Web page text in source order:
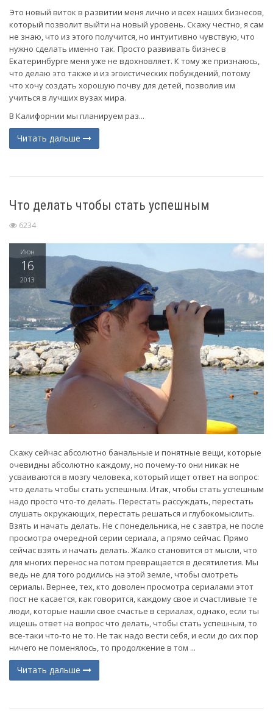
Это новый виток в развитии меня лично и всех наших бизнесов,
который позволит выйти на новый уровень. Скажу честно, я сам
не знаю, что из этого получится, но интуитивно чувствую, что
нужно сделать именно так. Просто развивать бизнес в
Екатеринбурге меня уже не вдохновляет. К тому же признаюсь,
что делаю это также и из эгоистических побуждений, потому
что хочу создать хорошую почву для детей, позволив им
учиться в лучших вузах мира.
В Калифорнии мы планируем раз...
Читать дальше
Что делать чтобы стать успешным
6234
Июн
16
2013
Скажу сейчас абсолютно банальные и понятные вещи, которые
очевидны абсолютно каждому, но почему-то они никак не
усваиваются в мозгу человека, который ищет ответ на вопрос:
что делать чтобы стать успешным. Итак, чтобы стать успешным
надо просто что-то делать. Перестать рассуждать, перестать
слушать окружающих, перестать решаться и глубокомыслить.
Взять и начать делать. Не с понедельника, не с завтра, не после
просмотра очередной серии сериала, а прямо сейчас. Прямо
сейчас взять и начать делать. Жалко становится от мысли, что
для многих перенос на потом превращается в десятилетия. Мы
ведь не для того родились на этой земле, чтобы смотреть
сериалы. Вернее, тех, кто доволен просмотра сериалами этот
пост не касается, как говорится, каждому свое и счастливые те
люди, которые нашли свое счастье в сериалах, однако, если ты
ищешь ответ на вопрос что делать, чтобы стать успешным, то
все-таки что-то не то. Не так надо вести себя, и если до сих пор
ничего не поменялось, то продолжение в том ...
Читать дальше